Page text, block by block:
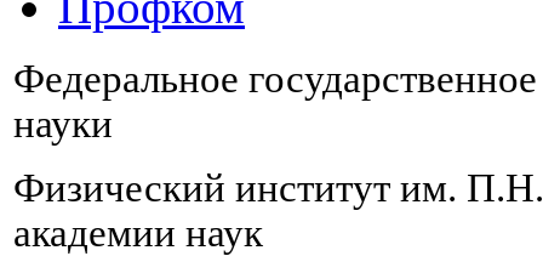
Федеральное
науки
Физический институт им.
академии наук